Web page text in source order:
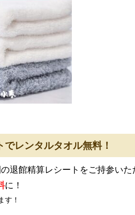
レンタルタオル無料！
退館精算レシートをご持参いた
に！
す！